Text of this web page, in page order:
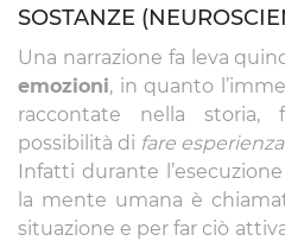
SOSTANZE
Una narrazione fa leva
emozioni, in quanto
raccontate nella storia,
possibilità di fare esperienza
Infatti durante
la mente umana è
situazione e per far ciò